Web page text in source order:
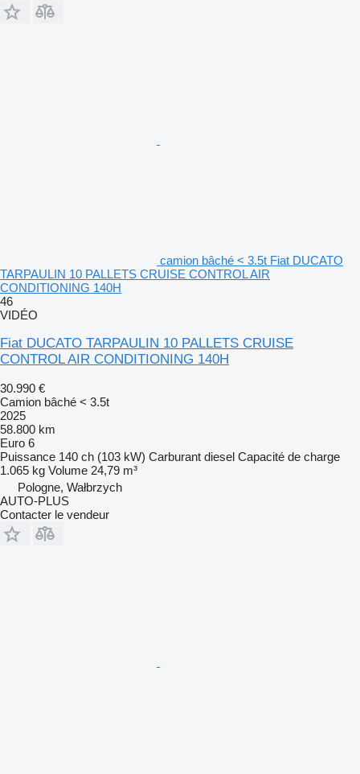
camion bâché < 3.5t Fiat DUCATO
TARPAULIN 10 PALLETS CRUISE CONTROL AIR
CONDITIONING 140H
46
VIDÉO
Fiat DUCATO TARPAULIN 10 PALLETS CRUISE
CONTROL AIR CONDITIONING 140H
30.990 €
Camion bâché < 3.5t
2025
58.800 km
Euro 6
Puissance 140 ch (103 kW) Carburant diesel Capacité de charge
1.065 kg Volume 24,79 m³
Pologne, Wałbrzych
AUTO-PLUS
Contacter le vendeur